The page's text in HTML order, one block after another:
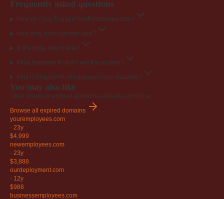
Frequently asked questions
How do I buy EngageYourEmployees.com?
How long does transfer take?
Is the price negotiable?
What happens if I don't win the auction?
Why is EngageYourEmployees.com valuable?
You may also like
Other premium expired domains available right now.
Browse all expired domains
youremployees.com
· 23y
$4,999
newemployees.com
· 23y
$3,888
ourdeployment.com
· 12y
$988
businessemployees.com